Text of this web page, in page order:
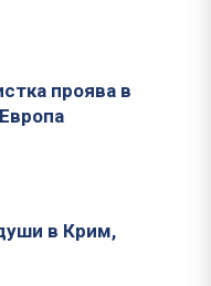
проява в
в Крим,